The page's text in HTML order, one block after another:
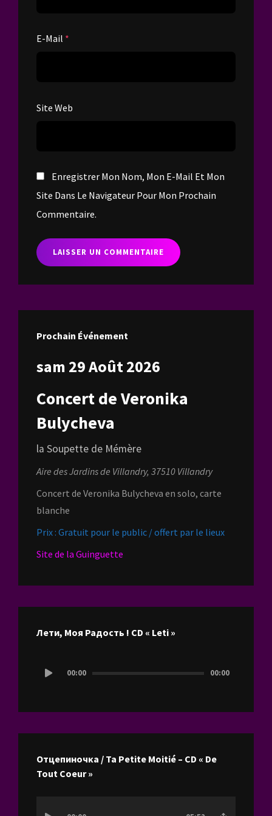
E-Mail *
Site Web
Enregistrer Mon Nom, Mon E-Mail Et Mon
Site Dans Le Navigateur Pour Mon Prochain
Commentaire.
Prochain Événement
sam 29 Août 2026
Concert de Veronika
Bulycheva
la Soupette de Mémère
Aire des Jardins de Villandry, 37510 Villandry
Concert de Veronika Bulycheva en solo, carte
blanche
Prix : Gratuit pour le public / offert par le lieux
Site de la Guinguette
Лети, Моя Радость ! CD « Leti »
audio
00:00 00:00
Отцепиночка / Ta Petite Moitié – CD « De
Tout Coeur »